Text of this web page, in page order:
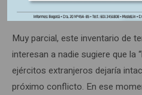
Muy parcial, este inventario de
interesan a nadie sugiere que la
ejércitos extranjeros dejaría
próximo conflicto. En ese